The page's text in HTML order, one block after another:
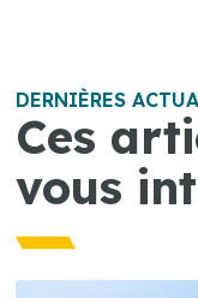
DERNIÈRES
Ces
vous